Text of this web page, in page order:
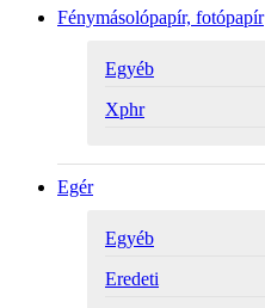
Fénymásolópapír, fotópapír
Egyéb
Xphr
Egér
Egyéb
Eredeti